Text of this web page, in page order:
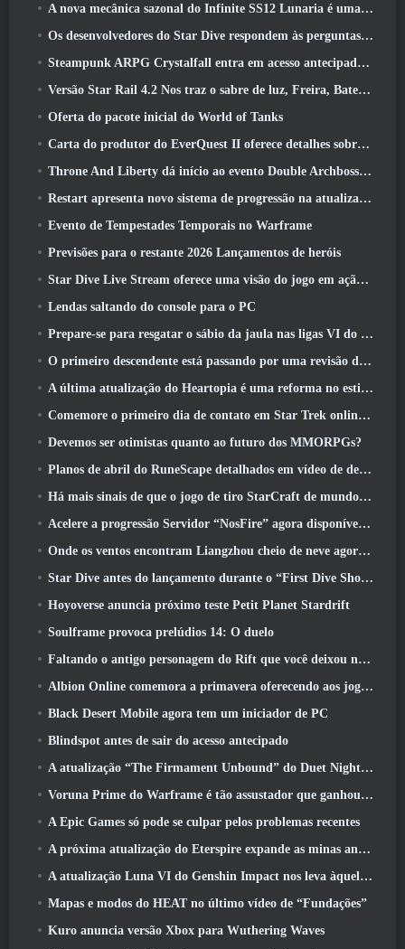
A nova mecânica sazonal do Infinite SS12 Lunaria é uma das “maiores adições” ao jogo
Os desenvolvedores do Star Dive respondem às perguntas dos jogadores em uma transmissão ao vivo surpresa
Steampunk ARPG Crystalfall entra em acesso antecipado, Mas não sem alguns problemas
Versão Star Rail 4.2 Nos traz o sabre de luz, Freira, Baterista Trailblazer e um emanador de euforia
Oferta do pacote inicial do World of Tanks
Carta do produtor do EverQuest II oferece detalhes sobre servidor de expansão bloqueado por tempo
Throne And Liberty dá início ao evento Double Archboss Spawn
Restart apresenta novo sistema de progressão na atualização da temporada SS4
Evento de Tempestades Temporais no Warframe
Previsões para o restante 2026 Lançamentos de heróis
Star Dive Live Stream oferece uma visão do jogo em ação antes do lançamento
Lendas saltando do console para o PC
Prepare-se para resgatar o sábio da jaula nas ligas VI do RuneScape da velha escola: Pactos Demoníacos
O primeiro descendente está passando por uma revisão de acordo com o Dev Stream
A última atualização do Heartopia é uma reforma no estilo Alice no país das maravilhas
Comemore o primeiro dia de contato em Star Trek online e ganhe uma nova versão do Nobel Intel Battlecruiser
Devemos ser otimistas quanto ao futuro dos MMORPGs?
Planos de abril do RuneScape detalhados em vídeo de desenvolvimento
Há mais sinais de que o jogo de tiro StarCraft de mundo aberto pode ser uma coisa real
Acelere a progressão Servidor “NosFire” agora disponível no NosTale
Onde os ventos encontram Liangzhou cheio de neve agora disponível com o lançamento da versão 1.5
Star Dive antes do lançamento durante o “First Dive Show”
Hoyoverse anuncia próximo teste Petit Planet Stardrift
Soulframe provoca prelúdios 14: O duelo
Faltando o antigo personagem do Rift que você deixou no servidor morto? Gamigo tem uma solução para isso
Albion Online comemora a primavera oferecendo aos jogadores uma linda montaria de coelhinho
Black Desert Mobile agora tem um iniciador de PC
Blindspot antes de sair do acesso antecipado
A atualização “The Firmament Unbound” do Duet Night Abyss encerra o enredo de Huaxu
Voruna Prime do Warframe é tão assustador que ganhou seu próprio trailer da Red Band
A Epic Games só pode se culpar pelos problemas recentes
A próxima atualização do Eterspire expande as minas anãs e oferece uma revisão completa do combate aos chefes
A atualização Luna VI do Genshin Impact nos leva àquele lugar sobre o qual Mondstadt continua falando, mas nunca vimos
Mapas e modos do HEAT no último vídeo de “Fundações”
Kuro anuncia versão Xbox para Wuthering Waves